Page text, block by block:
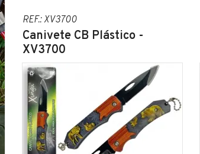
REF.: XV3700
Canivete CB Plástico -
XV3700